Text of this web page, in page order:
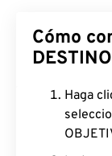
Cómo
DESTINO
Haga